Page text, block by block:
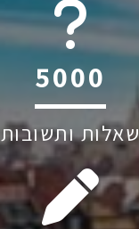
6044
שאלות ותשובות